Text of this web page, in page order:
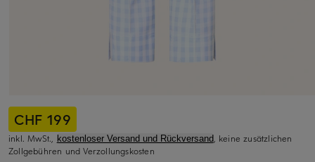
CHF 199
inkl. MwSt., kostenloser Versand und Rückversand, keine zusätzlichen
Zollgebühren und Verzollungskosten